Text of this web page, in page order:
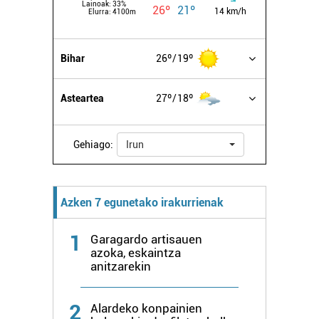
Lainoak: 33%
Elurra: 4100m 26º 21º 14 km/h
Bihar 26º 19º
Asteartea 27º 18º
Gehiago: Irun
Azken 7 egunetako irakurrienak
1
Garagardo artisauen
azoka, eskaintza
anitzarekin
2
Alardeko konpainien